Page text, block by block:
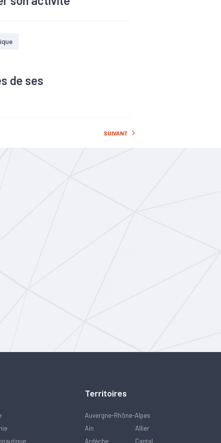
de ses
SUIVANT
Territoires
Auvergne-Rhône-Alpes
Ain
Allier
Ardèche
Cantal